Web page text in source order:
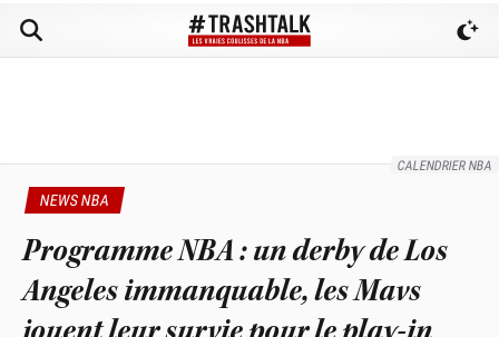
CALENDRIER NBA
NEWS NBA
Programme NBA : un derby de Los
Angeles immanquable, les Mavs